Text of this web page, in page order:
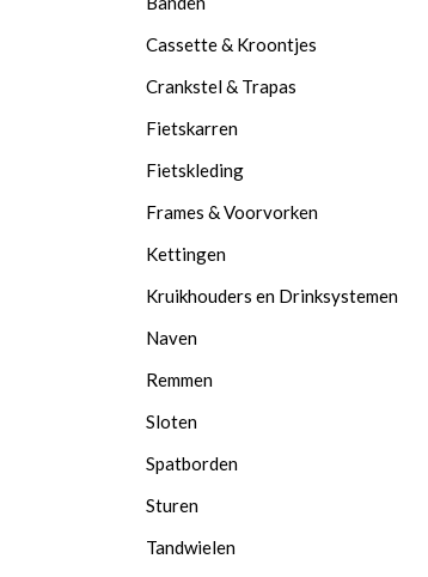
Cassette & Kroontjes
Crankstel & Trapas
Fietskarren
Fietskleding
Frames & Voorvorken
Kettingen
Kruikhouders en Drinksystemen
Naven
Remmen
Sloten
Spatborden
Sturen
Tandwielen